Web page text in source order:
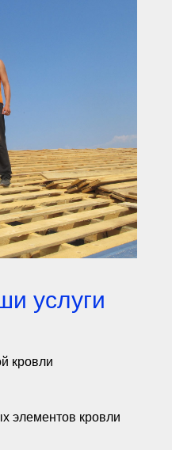
услуги
кровли
элементов кровли